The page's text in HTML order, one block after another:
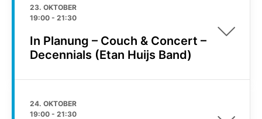
23. OKTOBER
19:00 - 21:30
In Planung – Couch & Concert –
Decennials (Etan Huijs Band)
24. OKTOBER
19:00 - 21:30